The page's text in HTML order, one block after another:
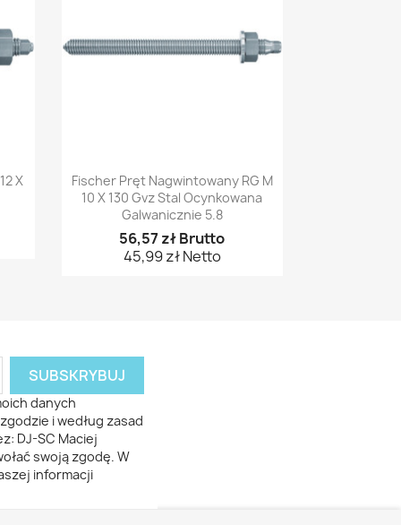
X
Szybki podgląd
Fischer Pręt Nagwintowany RG M
10 X 130 Gvz Stal Ocynkowana
Galwanicznie 5.8
56,57 zł Brutto
45,99 zł Netto
danych
i według zasad
DJ-SC Maciej
swoją zgodę. W
informacji